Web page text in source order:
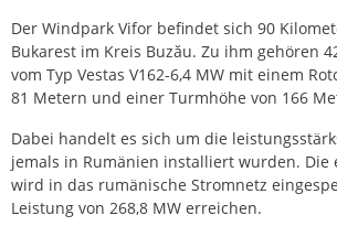
Der Windpark Vifor befindet sich 90
Bukarest im Kreis Buzău. Zu ihm gehören
vom Typ Vestas V162-6,4 MW mit einem
81 Metern und einer Turmhöhe von 166
Dabei handelt es sich um die
jemals in Rumänien installiert wurden. Die
wird in das rumänische Stromnetz
Leistung von 268,8 MW erreichen.